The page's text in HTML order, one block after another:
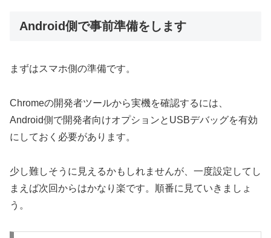
Android側で事前準備をします
まずはスマホ側の準備です。
Chromeの開発者ツールから実機を確認するには、
Android側で開発者向けオプションとUSBデバッグを有効
にしておく必要があります。
少し難しそうに見えるかもしれませんが、一度設定してし
まえば次回からはかなり楽です。順番に見ていきましょ
う。